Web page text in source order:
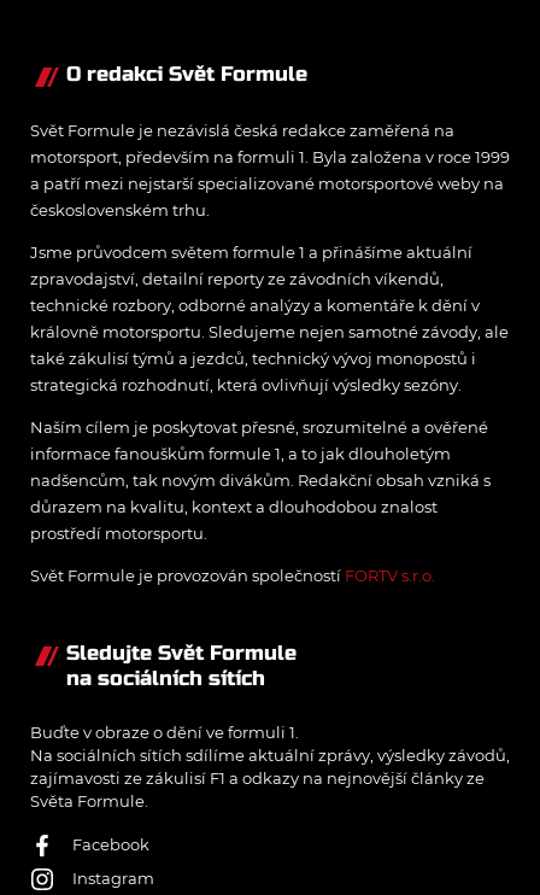
O redakci Svět Formule
Svět Formule je nezávislá česká redakce zaměřená na
motorsport, především na formuli 1. Byla založena v roce 1999
a patří mezi nejstarší specializované motorsportové weby na
československém trhu.
Jsme průvodcem světem formule 1 a přinášíme aktuální
zpravodajství, detailní reporty ze závodních víkendů,
technické rozbory, odborné analýzy a komentáře k dění v
královně motorsportu. Sledujeme nejen samotné závody, ale
také zákulisí týmů a jezdců, technický vývoj monopostů i
strategická rozhodnutí, která ovlivňují výsledky sezóny.
Naším cílem je poskytovat přesné, srozumitelné a ověřené
informace fanouškům formule 1, a to jak dlouholetým
nadšencům, tak novým divákům. Redakční obsah vzniká s
důrazem na kvalitu, kontext a dlouhodobou znalost
prostředí motorsportu.
Svět Formule je provozován společností FORTV s.r.o.
Sledujte Svět Formule
na sociálních sítích
Buďte v obraze o dění ve formuli 1.
Na sociálních sítích sdílíme aktuální zprávy, výsledky závodů,
zajímavosti ze zákulisí F1 a odkazy na nejnovější články ze
Světa Formule.
Facebook
Instagram